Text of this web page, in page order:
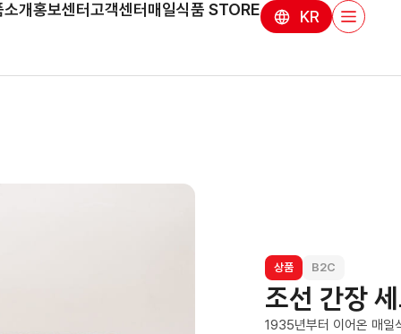
소개홍보센터고객센터 매일식품 STORE KR
상품 B2C
조선 간장
1935년부터 이어온 매일